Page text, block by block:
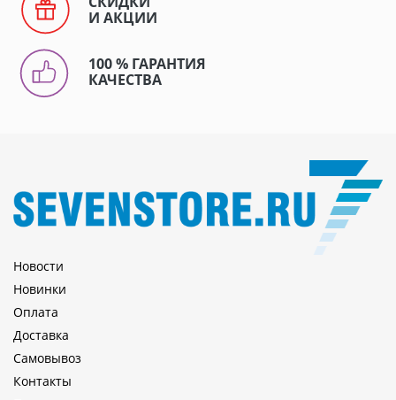
И АКЦИИ
100 % ГАРАНТИЯ
КАЧЕСТВА
Новости
Новинки
Оплата
Доставка
Самовывоз
Контакты